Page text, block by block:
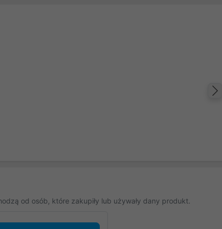
od osób, które zakupiły lub używały dany produkt.